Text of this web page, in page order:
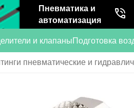
Пневматика и
автоматизация
и клапаныПодготовка
пневматические и